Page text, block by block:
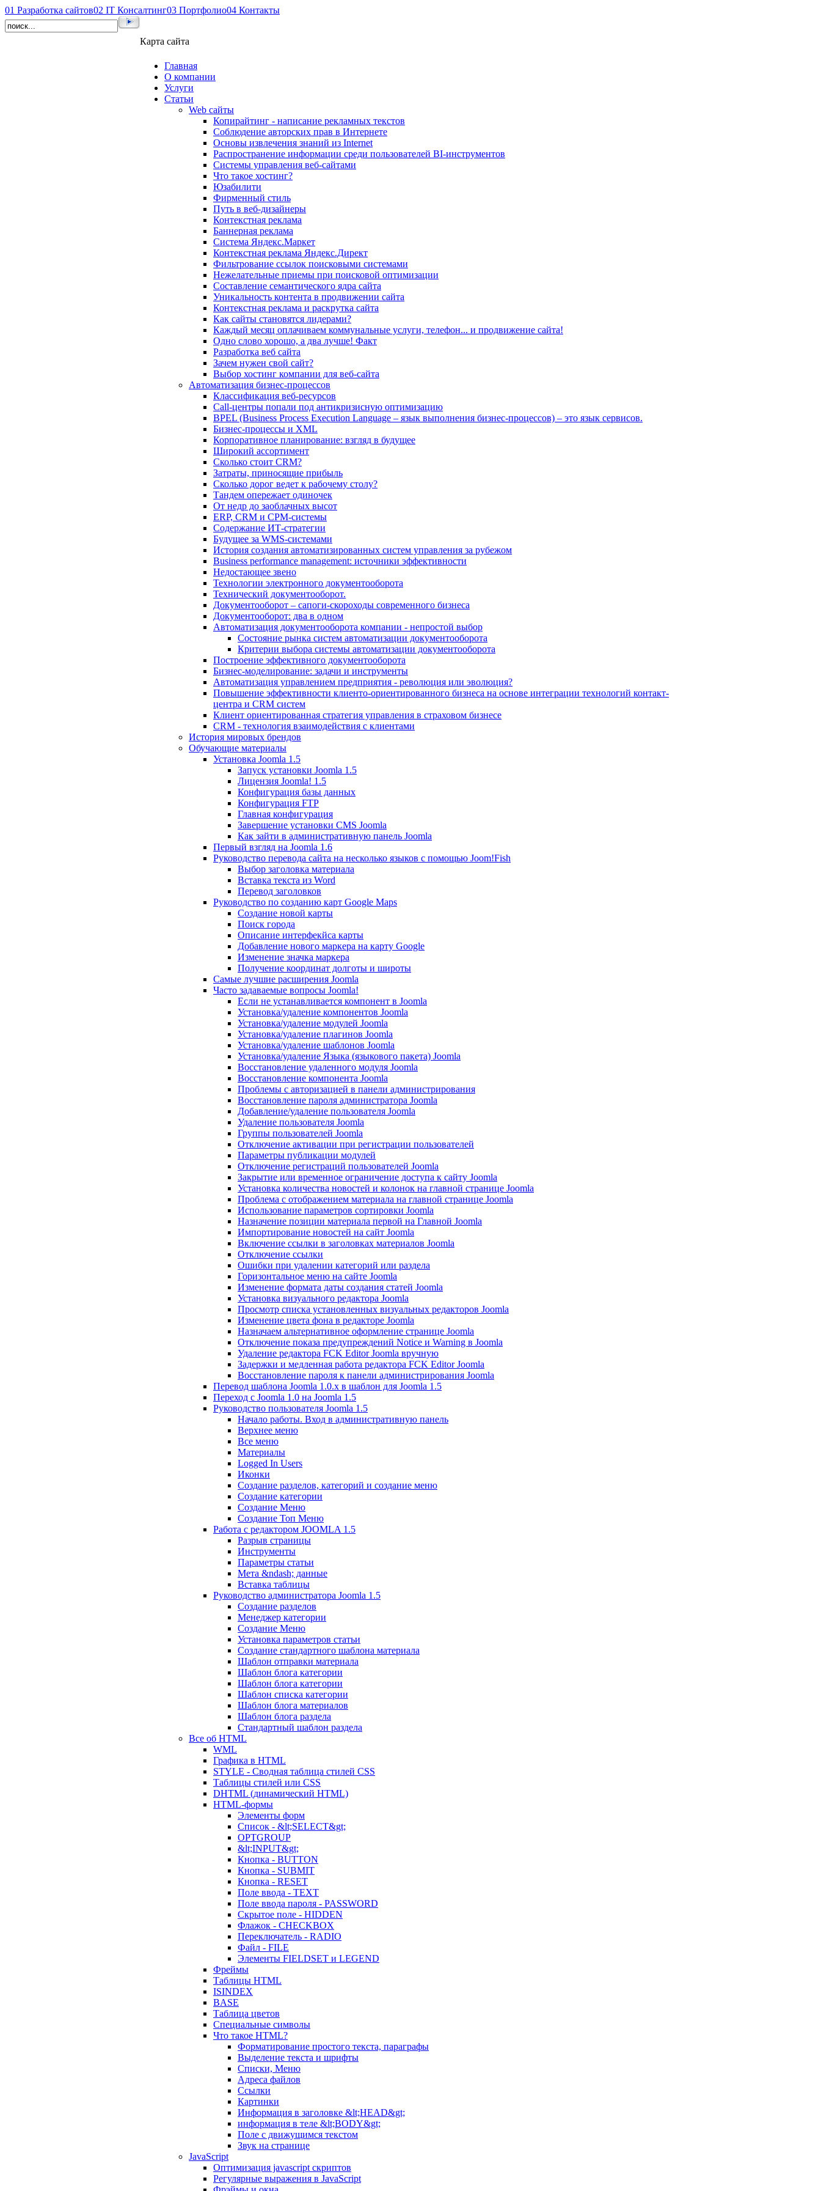
01 Разработка сайтов02 IT Консалтинг03 Портфолио04 Контакты
Карта сайта
Главная
О компании
Услуги
Статьи
Web сайты
Копирайтинг - написание рекламных текстов
Соблюдение авторских прав в Интернете
Основы извлечения знаний из Internet
Распространение информации среди пользователей BI-инструментов
Системы управления веб-сайтами
Что такое хостинг?
Юзабилити
Фирменный стиль
Путь в веб-дизайнеры
Контекстная реклама
Баннерная реклама
Система Яндекс.Маркет
Контекстная реклама Яндекс.Директ
Фильтрование ссылок поисковыми системами
Нежелательные приемы при поисковой оптимизации
Составление семантического ядра сайта
Уникальность контента в продвижении сайта
Контекстная реклама и раскрутка сайта
Как сайты становятся лидерами?
Каждый месяц оплачиваем коммунальные услуги, телефон... и продвижение сайта!
Одно слово хорошо, а два лучше! Факт
Разработка веб сайта
Зачем нужен свой сайт?
Выбор хостинг компании для веб-сайта
Автоматизация бизнес-процессов
Классификация веб-ресурсов
Call-центры попали под антикризисную оптимизацию
BPEL (Business Process Execution Language – язык выполнения бизнес-процессов) – это язык сервисов.
Бизнес-процессы и XML
Корпоративное планирование: взгляд в будущее
Широкий ассортимент
Сколько стоит CRM?
Затраты, приносящие прибыль
Сколько дорог ведет к рабочему столу?
Тандем опережает одиночек
От недр до заоблачных высот
ERP, CRM и CPM-системы
Содержание ИТ-стратегии
Будущее за WMS-системами
История создания автоматизированных систем управления за рубежом
Business performance management: источники эффективности
Недостающее звено
Технологии электронного документооборота
Технический документооборот.
Документооборот – сапоги-скороходы современного бизнеса
Документооборот: два в одном
Автоматизация документооборота компании - непростой выбор
Состояние рынка систем автоматизации документооборота
Критерии выбора системы автоматизации документооборота
Построение эффективного документооборота
Бизнес-моделирование: задачи и инструменты
Автоматизация управлением предприятия - революция или эволюция?
Повышение эффективности клиенто-ориентированного бизнеса на основе интеграции технологий контакт-
центра и CRM систем
Клиент ориентированная стратегия управления в страховом бизнесе
CRM - технология взаимодействия с клиентами
История мировых брендов
Обучающие материалы
Установка Joomla 1.5
Запуск установки Joomla 1.5
Лицензия Joomla! 1.5
Конфигурация базы данных
Конфигурация FTP
Главная конфигурация
Завершение установки CMS Joomla
Как зайти в административную панель Joomla
Первый взгляд на Joomla 1.6
Руководство перевода сайта на несколько языков с помощью Joom!Fish
Выбор заголовка материала
Вставка текста из Word
Перевод заголовков
Руководство по созданию карт Google Maps
Создание новой карты
Поиск города
Описание интерфекйса карты
Добавление нового маркера на карту Google
Изменение значка маркера
Получение координат долготы и широты
Самые лучшие расширения Joomla
Часто задаваемые вопросы Joomla!
Если не устанавливается компонент в Joomla
Установка/удаление компонентов Joomla
Установка/удаление модулей Joomla
Установка/удаление плагинов Joomla
Установка/удаление шаблонов Joomla
Установка/удаление Языка (языкового пакета) Joomla
Восстановление удаленного модуля Joomla
Восстановление компонента Joomla
Проблемы с авторизацией в панели администрирования
Восстановление пароля администратора Joomla
Добавление/удаление пользователя Joomla
Удаление пользователя Joomla
Группы пользователей Joomla
Отключение активации при регистрации пользователей
Параметры публикации модулей
Отключение регистраций пользователей Joomla
Закрытие или временное ограничение доступа к сайту Joomla
Установка количества новостей и колонок на главной странице Joomla
Проблема с отображением материала на главной странице Joomla
Использование параметров сортировки Joomla
Назначение позиции материала первой на Главной Joomla
Импортирование новостей на сайт Joomla
Включение ссылки в заголовках материалов Joomla
Отключение ссылки
Ошибки при удалении категорий или раздела
Горизонтальное меню на сайте Joomla
Изменение формата даты создания статей Joomla
Установка визуального редактора Joomla
Просмотр списка установленных визуальных редакторов Joomla
Изменение цвета фона в редакторе Joomla
Назначаем альтернативное оформление странице Joomla
Отключение показа предупреждений Notice и Warning в Joomla
Удаление редактора FCK Editor Joomla вручную
Задержки и медленная работа редактора FCK Editor Joomla
Восстановление пароля к панели администрирования Joomla
Перевод шаблона Joomla 1.0.x в шаблон для Joomla 1.5
Переход с Joomla 1.0 на Joomla 1.5
Руководство пользователя Joomla 1.5
Начало работы. Вход в административную панель
Верхнее меню
Все меню
Материалы
Logged In Users
Иконки
Создание разделов, категорий и создание меню
Создание категории
Создание Меню
Создание Топ Меню
Работа с редактором JOOMLA 1.5
Разрыв страницы
Инструменты
Параметры статьи
Мета &ndash; данные
Вставка таблицы
Руководство администратора Joomla 1.5
Создание разделов
Менеджер категории
Создание Меню
Установка параметров статьи
Создание стандартного шаблона материала
Шаблон отправки материала
Шаблон блога категории
Шаблон блога категории
Шаблон списка категории
Шаблон блога материалов
Шаблон блога раздела
Стандартный шаблон раздела
Все об HTML
WML
Графика в HTML
STYLE - Сводная таблица стилей CSS
Таблицы стилей или CSS
DHTML (динамический HTML)
HTML-формы
Элементы форм
Список - &lt;SELECT&gt;
OPTGROUP
&lt;INPUT&gt;
Кнопка - BUTTON
Кнопка - SUBMIT
Кнопка - RESET
Поле ввода - TEXT
Поле ввода пароля - PASSWORD
Скрытое поле - HIDDEN
Флажок - CHECKBOX
Переключатель - RADIO
Файл - FILE
Элементы FIELDSET и LEGEND
Фреймы
Таблицы HTML
ISINDEX
BASE
Таблица цветов
Специальные символы
Что такое HTML?
Форматирование простого текста, параграфы
Выделение текста и шрифты
Списки, Меню
Адреса файлов
Ссылки
Картинки
Информация в заголовке &lt;HEAD&gt;
информация в теле &lt;BODY&gt;
Поле с движущимся текстом
Звук на странице
JavaScript
Оптимизация javascript скриптов
Регулярные выражения в JavaScript